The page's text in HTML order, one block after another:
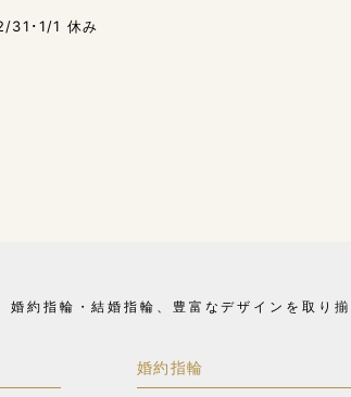
31･1/1 休み
婚約指輪・結婚指輪、豊富なデザインを取り
婚約指輪